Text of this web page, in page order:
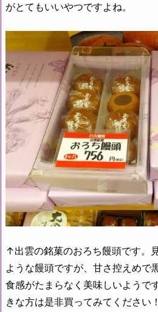
がとてもいいやつですよね。
↑出雲の銘菓のおろち饅頭です。
ような饅頭ですが、甘さ控えめで
食感がたまらなく美味しいようで
きな方は是非買ってみてください！